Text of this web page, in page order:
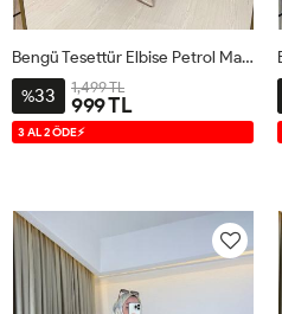
38
Bengü Tesettür Elbise Petrol Mavisi Petrol Mavisi
%33 1,499 TL
999 TL
3 AL 2 ÖDE⚡